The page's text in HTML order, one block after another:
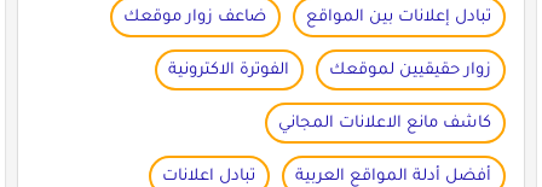
تبادل إعلانات بين المواقع ضاعف زوار موقعك
زوار حقيقيين لموقعك الفوترة الاكترونية
كاشف مانع الاعلانات المجاني
أفضل أدلة المواقع العربية تبادل اعلانات